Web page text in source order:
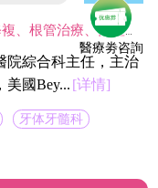
醫療劵咨詢
牙髓、牙周治療等常見疾病的治療，並在牙齒美白技術上獨具壹格，對修複各種色素牙、氟斑牙、四環素牙、黃牙等有豐富經驗。
院綜合科主任，主治
美國Bey... [详情]
牙体牙髓科